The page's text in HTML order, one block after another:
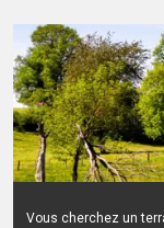
Vous cherchez un